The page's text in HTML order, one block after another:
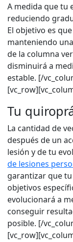
A medida que tu
reduciendo
El objetivo es
manteniendo
de la columna
disminuirá a
estable. [/
Tu
La cantidad de
después de un
lesión y de tu
de lesiones
garantizar que
objetivos
evolucionará a
conseguir
posible. [/